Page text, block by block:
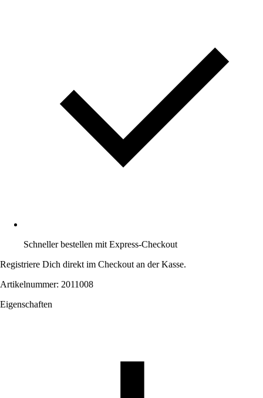
Schneller bestellen mit Express-Checkout
Registriere Dich direkt im Checkout an der Kasse.
Artikelnummer: 2011008
Eigenschaften